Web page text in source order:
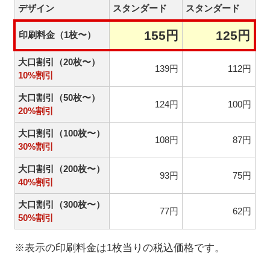
デザイン
スタンダード スタンダード
印刷料金（1枚〜） 155円 125円
大口割引（20枚〜）
10%割引
139円 112円
大口割引（50枚〜）
20%割引
124円 100円
大口割引（100枚〜）
30%割引
108円 87円
大口割引（200枚〜）
40%割引
93円 75円
大口割引（300枚〜）
50%割引
77円 62円
※表示の印刷料金は1枚当りの税込価格です。